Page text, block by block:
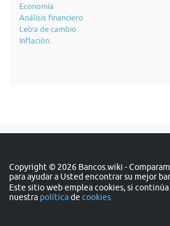
Economía
Análisis financiero
Letra de cambio
Inflación
Copyright © 2026 Bancos.wiki -
para ayudar a Usted encontrar su mejor
Este sitio web emplea cookies, si
nuestra políticade cookies